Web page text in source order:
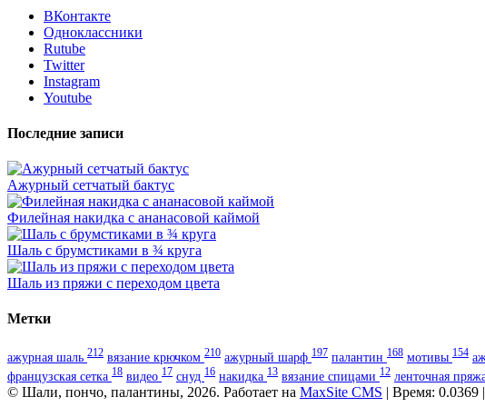
ВКонтакте
Одноклассники
Rutube
Twitter
Instagram
Youtube
Последние записи
Ажурный сетчатый бактус
Филейная накидка с ананасовой каймой
Шаль с брумстиками в ¾ круга
Шаль из пряжи с переходом цвета
Метки
ажурная шаль 212 вязание крючком 210 ажурный шарф 197 палантин 168 мотивы 154
французская сетка 18 видео 17 снуд 16 накидка 13 вязание спицами 12 ленточная
© Шали, пончо, палантины, 2026. Работает на MaxSite CMS | Время: 0.0369